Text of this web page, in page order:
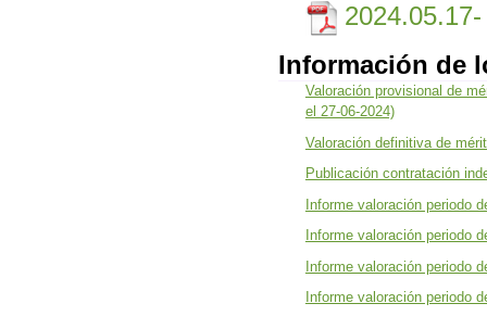
Información de
Valoración provisional de
el 27-06-2024)
Valoración definitiva de
Publicación contratación
Informe valoración periodo
Informe valoración periodo
Informe valoración periodo
Informe valoración periodo